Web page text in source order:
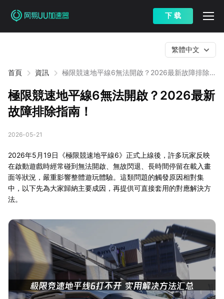
下 载
首頁 資訊
極限競速地平線6無法開啟？2026最新故障排除
繁體中文
極限競速地平線6無法開啟？2026最新
故障排除指南！
2026-05-21
2026年5月19日《極限競速地平線6》正式上線後，許多玩家反映
在啟動遊戲時經常碰到無法開啟、無故閃退、長時間停留在載入畫
面等狀況，嚴重影響整體遊玩體驗。這類問題的觸發原因相對集
中，以下先為大家歸納主要成因，再提供可直接套用的對應解決方
法。